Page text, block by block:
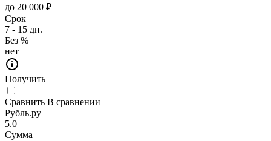
до 20 000 ₽
Срок
7 - 15 дн.
Без %
нет
Получить
Сравнить В сравнении
Рубль.ру
5.0
Сумма